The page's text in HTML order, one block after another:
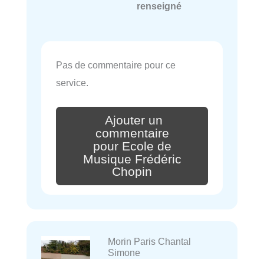
renseigné
Pas de commentaire pour ce
service.
Ajouter un
commentaire
pour Ecole de
Musique Frédéric
Chopin
Morin Paris Chantal
Simone